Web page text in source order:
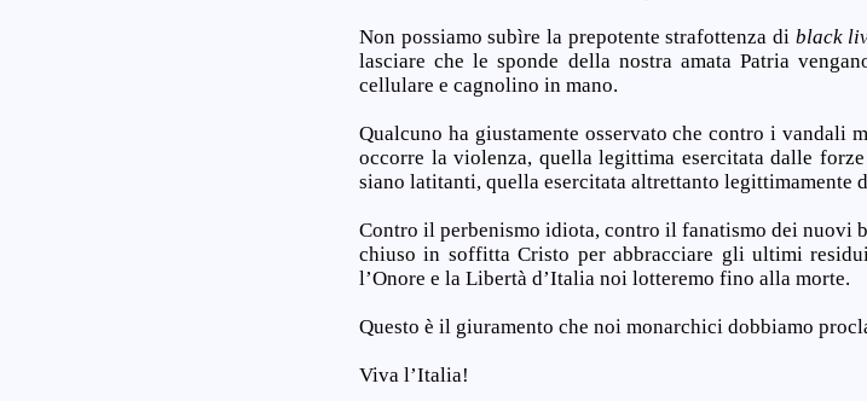
Non possiamo subìre la prepotente strafottenza di black
lasciare che le sponde della nostra amata Patria
cellulare e cagnolino in mano.
Qualcuno ha giustamente osservato che contro i vandali
occorre la violenza, quella legittima esercitata dalle
siano latitanti, quella esercitata altrettanto legittimamente
Contro il perbenismo idiota, contro il fanatismo dei nuovi
chiuso in soffitta Cristo per abbracciare gli ultimi
l’Onore e la Libertà d’Italia noi lotteremo fino alla morte.
Questo è il giuramento che noi monarchici dobbiamo
Viva l’Italia!